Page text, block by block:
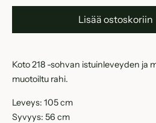
Lisää ostoskoriin
Koto 218 -sohvan istuinleveyden ja
muotoiltu rahi.
Leveys: 105 cm
Syvyys: 56 cm